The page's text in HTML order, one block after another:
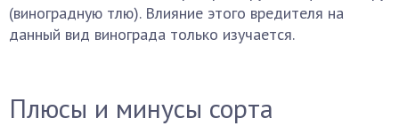
(виноградную тлю). Влияние этого вредителя на
данный вид винограда только изучается.
Плюсы и минусы сорта